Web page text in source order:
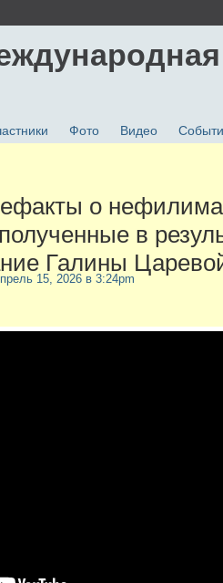
Фото Видео
о
в
Галины
15, 2026 в 3:24pm